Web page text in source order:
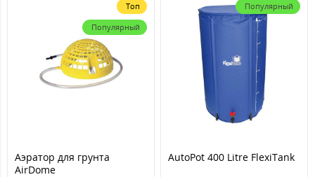
Топ
Популярный
Аэратор для грунта
AirDome
Популярный
AutoPot 400 Litre FlexiTank